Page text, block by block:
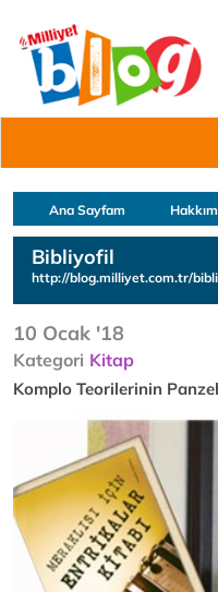
Ana Sayfam
Bibliyofil
http://blog.milliyet.com.tr/
10 Ocak '18
Kategori Kitap
Komplo Teorilerinin